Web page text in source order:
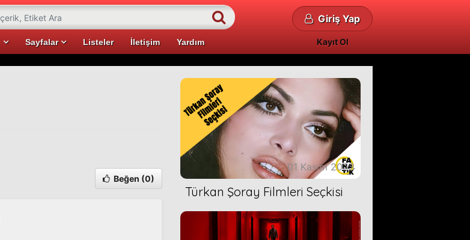
Sayfalar Listeler İletişim Yardım
Giriş Yap
Kayıt Ol
Beğen (0)
01 Kasım 2023
Türkan Şoray Filmleri Seçkisi